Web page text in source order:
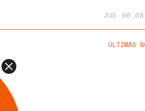
JUE
ÚLTIMAS